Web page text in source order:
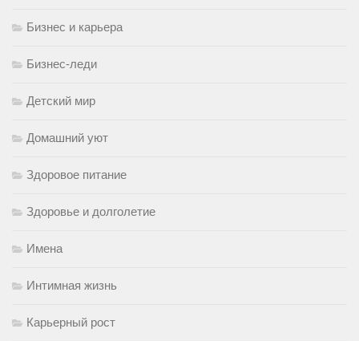
Бизнес и карьера
Бизнес-леди
Детский мир
Домашний уют
Здоровое питание
Здоровье и долголетие
Имена
Интимная жизнь
Карьерный рост